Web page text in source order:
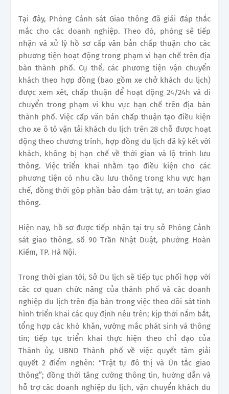
Tại đây, Phòng Cảnh sát Giao thông đã giải đáp thắc
mắc cho các doanh nghiệp. Theo đó, phòng sẽ tiếp
nhận và xử lý hồ sơ cấp văn bản chấp thuận cho các
phương tiện hoạt động trong phạm vi hạn chế trên địa
bàn thành phố. Cụ thể, các phương tiện vận chuyển
khách theo hợp đồng (bao gồm xe chở khách du lịch)
được xem xét, chấp thuận để hoạt động 24/24h và di
chuyển trong phạm vi khu vực hạn chế trên địa bàn
thành phố. Việc cấp văn bản chấp thuận tạo điều kiện
cho xe ô tô vận tải khách du lịch trên 28 chỗ được hoạt
động theo chương trình, hợp đồng du lịch đã ký kết với
khách, không bị hạn chế về thời gian và lộ trình lưu
thông. Việc triển khai nhằm tạo điều kiện cho các
phương tiện có nhu cầu lưu thông trong khu vực hạn
chế, đồng thời góp phần bảo đảm trật tự, an toàn giao
thông.
Hiện nay, hồ sơ được tiếp nhận tại trụ sở Phòng Cảnh
sát giao thông, số 90 Trần Nhật Duật, phường Hoàn
Kiếm, TP. Hà Nội.
Trong thời gian tới, Sở Du lịch sẽ tiếp tục phối hợp với
các cơ quan chức năng của thành phố và các doanh
nghiệp du lịch trên địa bàn trong việc theo dõi sát tình
hình triển khai các quy định nêu trên; kịp thời nắm bắt,
tổng hợp các khó khăn, vướng mắc phát sinh và thông
tin; tiếp tục triển khai thực hiện theo chỉ đạo của
Thành ủy, UBND Thành phố về việc quyết tâm giải
quyết 2 điểm nghẽn: “Trật tự đô thị và Ùn tắc giao
thông”; đồng thời tăng cường thông tin, hướng dẫn và
hỗ trợ các doanh nghiệp du lịch, vận chuyển khách du